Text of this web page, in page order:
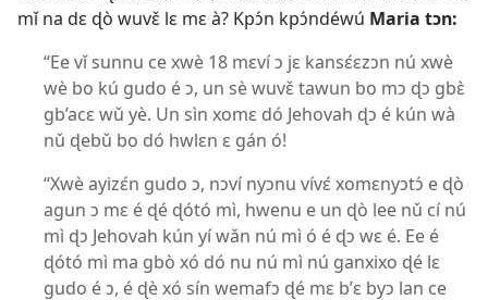
mǐ na dɛ ɖò wuvɛ̌ lɛ mɛ à? Kpɔ́n kpɔ́ndéwú Maria tɔn:
“Ee vǐ sunnu ce xwè 18 mɛví ɔ jɛ kansɛ́ɛzɔn nú xwè
wè bo kú gudo é ɔ, un sè wuvɛ̌ tawun bo mɔ ɖɔ gbɛ̀
gb’acɛ wǔ yè. Un sìn xomɛ dó Jehovah ɖɔ é kún wà
nǔ ɖebǔ bo dó hwlɛn ɛ gán ó!
“Xwè ayizɛ́n gudo ɔ, nɔví nyɔnu vívɛ́ xomɛnyɔtɔ́ e ɖò
agun ɔ mɛ é ɖé ɖótó mì, hwenu e un ɖò lee nǔ cí nú
mì ɖɔ Jehovah kún yí wǎn nú mì ó é ɖɔ wɛ é. Ee é
ɖótó mì ma gbò xó dó nu nú mì nú ganxixo ɖé lɛ
gudo é ɔ, é ɖè xó sín wemafɔ ɖé mɛ b’ɛ byɔ lan ce